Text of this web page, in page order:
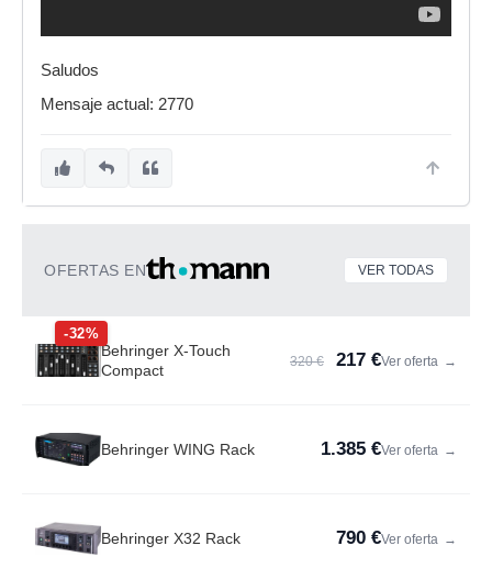
Saludos
Mensaje actual: 2770
OFERTAS EN VER TODAS
-32%
Behringer X-Touch
Compact
320 € 217 €Ver oferta →
Behringer WING Rack 1.385 €Ver oferta →
Behringer X32 Rack 790 €Ver oferta →